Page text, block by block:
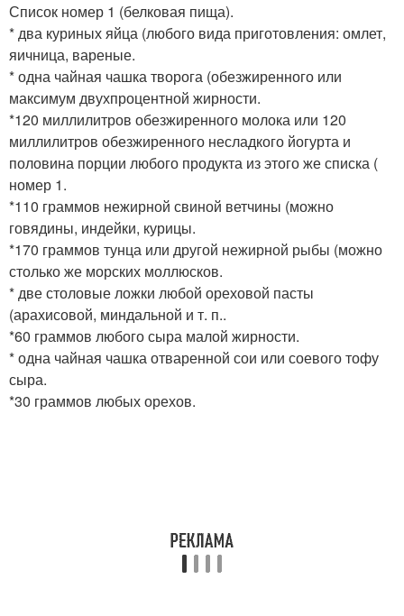
Список номер 1 (белковая пища).
* два куриных яйца (любого вида приготовления: омлет,
яичница, вареные.
* одна чайная чашка творога (обезжиренного или
максимум двухпроцентной жирности.
*120 миллилитров обезжиренного молока или 120
миллилитров обезжиренного несладкого йогурта и
половина порции любого продукта из этого же списка (
номер 1.
*110 граммов нежирной свиной ветчины (можно
говядины, индейки, курицы.
*170 граммов тунца или другой нежирной рыбы (можно
столько же морских моллюсков.
* две столовые ложки любой ореховой пасты
(арахисовой, миндальной и т. п..
*60 граммов любого сыра малой жирности.
* одна чайная чашка отваренной сои или соевого тофу
сыра.
*30 граммов любых орехов.